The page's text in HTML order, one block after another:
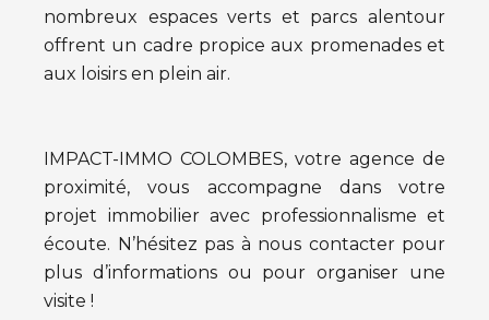
nombreux espaces verts et parcs alentour
offrent un cadre propice aux promenades et
aux loisirs en plein air.
IMPACT-IMMO COLOMBES, votre agence de
proximité, vous accompagne dans votre
projet immobilier avec professionnalisme et
écoute. N’hésitez pas à nous contacter pour
plus d’informations ou pour organiser une
visite !